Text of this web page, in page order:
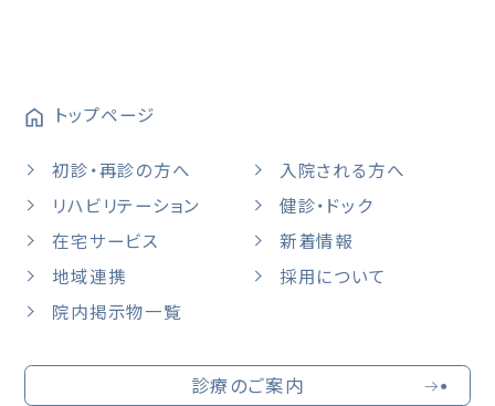
トップページ
初診・再診の方へ
入院される方へ
リハビリテーション
健診・ドック
在宅サービス
新着情報
地域連携
採用について
院内掲示物一覧
診療のご案内